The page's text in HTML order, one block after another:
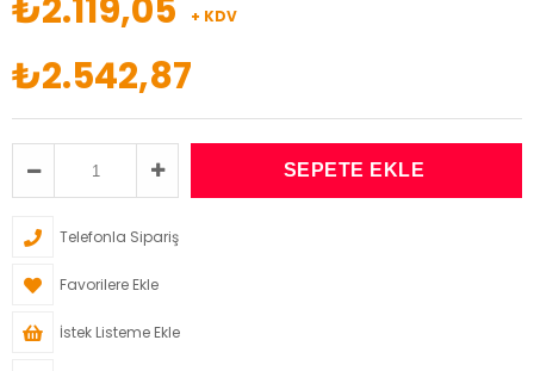
₺2.119,05 + KDV
₺2.542,87
Telefonla Sipariş
Favorilere Ekle
İstek Listeme Ekle